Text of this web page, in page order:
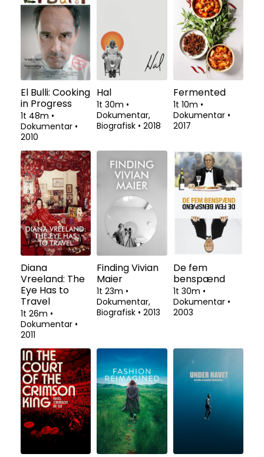
El Bulli: Cooking
in Progress
1t 48m •
Dokumentar •
2010
Hal
1t 30m •
Dokumentar,
Biografisk • 2018
Fermented
1t 10m •
Dokumentar •
2017
Diana
Vreeland: The
Eye Has to
Travel
1t 26m •
Dokumentar •
2011
Finding Vivian
Maier
1t 23m •
Dokumentar,
Biografisk • 2013
De fem
benspænd
1t 30m •
Dokumentar •
2003